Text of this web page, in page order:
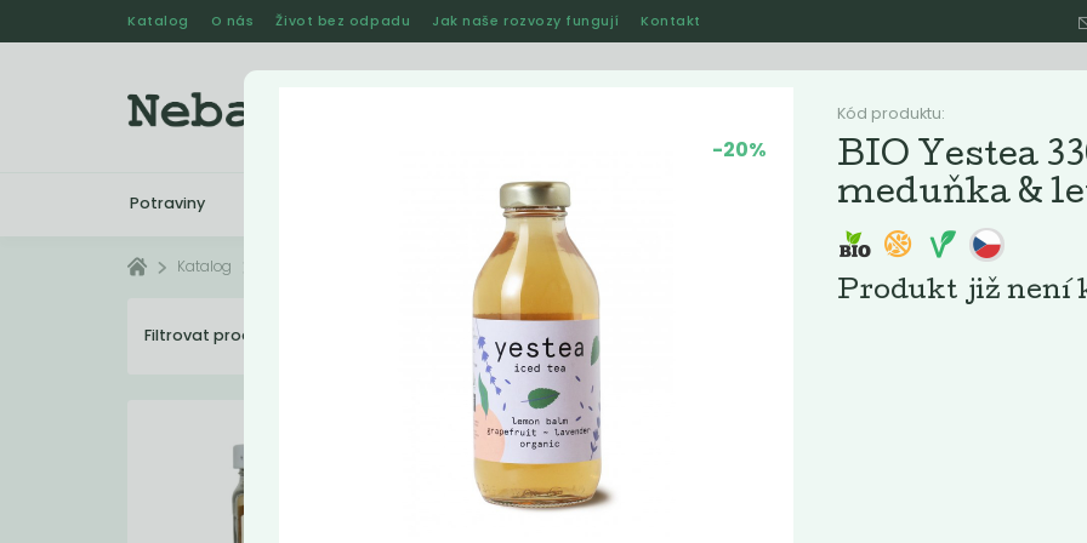
Katalog O nás Život bez odpadu Jak naše rozvozy fungují Kontakt
Potraviny Kosmetika Jak naše rozvozy fungují
Katalog
Filtrovat produkty Doporučené
-20%
Kód produktu:
BIO Yestea
meduňka &
Produkt již není